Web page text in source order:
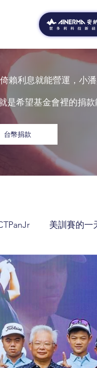
賴利息就能營運，小
是希望基金會裡的捐
台幣捐款
美訓賽的一